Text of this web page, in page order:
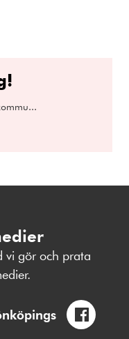
vi gör och prata